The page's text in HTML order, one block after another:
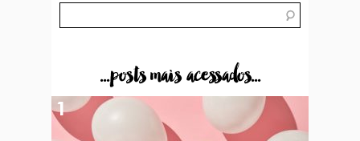
...posts mais acessados...
1